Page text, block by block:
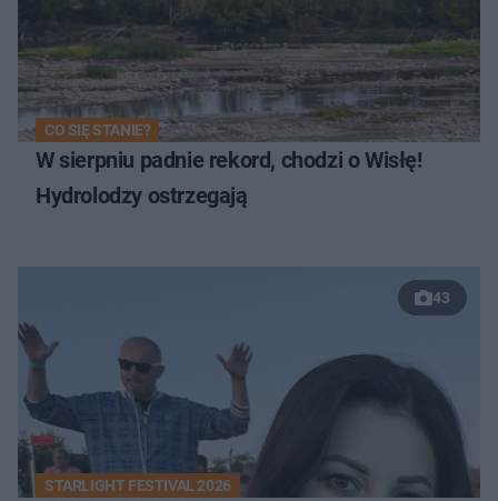
CO SIĘ STANIE?
W sierpniu padnie rekord, chodzi o Wisłę!
Hydrolodzy ostrzegają
43
STARLIGHT FESTIVAL 2026